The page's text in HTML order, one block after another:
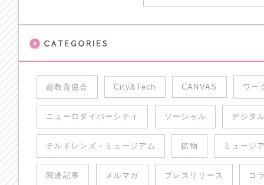
超教育協会 City&Tech CANVAS ワー
ニューロダイバーシティ ソーシャル デジタ
チルドレンズ・ミュージアム 鉱物 ミュージ
関連記事 メルマガ プレスリリース コ